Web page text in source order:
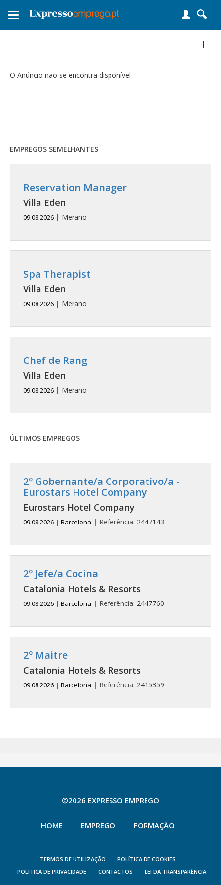
Toggle
|
O Anúncio não se encontra disponível
EMPREGOS SEMELHANTES
Reservation Manager
Villa Eden
09.08.2026 | Merano
Spa Therapist
Villa Eden
09.08.2026 | Merano
Chef de Rang
Villa Eden
09.08.2026 | Merano
ÚLTIMOS EMPREGOS
2º Gobernante/a Corporativo/a -
Eurostars Hotel Company
Eurostars Hotel Company
09.08.2026 | Barcelona | Referência: 2447143
2º Jefe/a Cocina
Catalonia Hotels & Resorts
09.08.2026 | Barcelona | Referência: 2447760
2º Maitre
Catalonia Hotels & Resorts
09.08.2026 | Barcelona | Referência: 2415359
©2026 EXPRESSO EMPREGO
HOME EMPREGO FORMAÇÃO
TERMOS DE UTILIZAÇÃO
POLÍTICA DE COOKIES
POLÍTICA DE PRIVACIDADE
CONTACTOS LEI DA TRANSPARÊNCIA